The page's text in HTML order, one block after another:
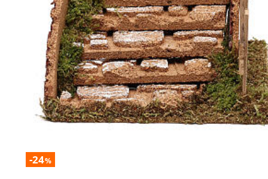
-24%